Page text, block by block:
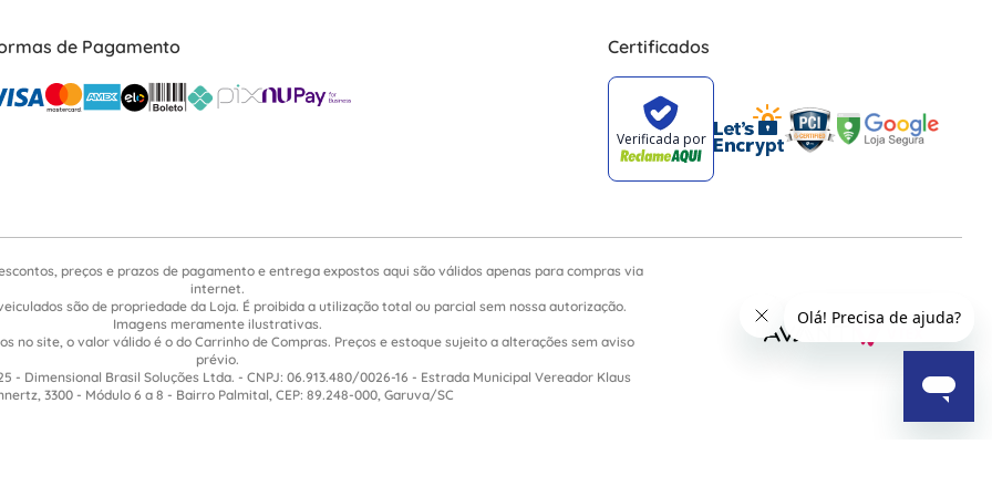
de Pagamento Certificados
preços e prazos de pagamento e entrega expostos aqui são válidos apenas para compras via
internet.
são de propriedade da Loja. É proibida a utilização total ou parcial sem nossa autorização.
Imagens meramente ilustrativas.
no site, o valor válido é o do Carrinho de Compras. Preços e estoque sujeito a alterações sem aviso
prévio.
- Dimensional Brasil Soluções Ltda. - CNPJ: 06.913.480/0026-16 - Estrada Municipal Vereador Klaus
3300 - Módulo 6 a 8 - Bairro Palmital, CEP: 89.248-000, Garuva/SC